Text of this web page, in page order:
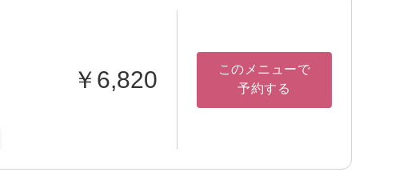
￥6,820
このメニューで
予約する